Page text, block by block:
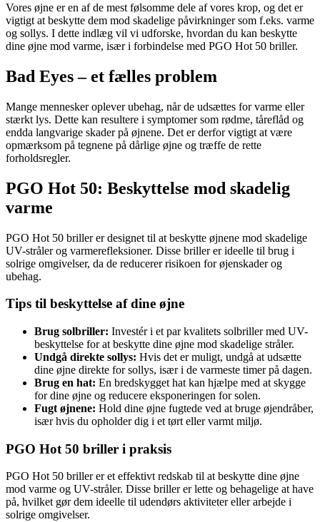
Vores øjne er en af de mest følsomme dele af vores krop, og det er
vigtigt at beskytte dem mod skadelige påvirkninger som f.eks. varme
og sollys. I dette indlæg vil vi udforske, hvordan du kan beskytte
dine øjne mod varme, især i forbindelse med PGO Hot 50 briller.
Bad Eyes – et fælles problem
Mange mennesker oplever ubehag, når de udsættes for varme eller
stærkt lys. Dette kan resultere i symptomer som rødme, tåreflåd og
endda langvarige skader på øjnene. Det er derfor vigtigt at være
opmærksom på tegnene på dårlige øjne og træffe de rette
forholdsregler.
PGO Hot 50: Beskyttelse mod skadelig
varme
PGO Hot 50 briller er designet til at beskytte øjnene mod skadelige
UV-stråler og varmerefleksioner. Disse briller er ideelle til brug i
solrige omgivelser, da de reducerer risikoen for øjenskader og
ubehag.
Tips til beskyttelse af dine øjne
Brug solbriller: Investér i et par kvalitets solbriller med UV-
beskyttelse for at beskytte dine øjne mod skadelige stråler.
Undgå direkte sollys: Hvis det er muligt, undgå at udsætte
dine øjne direkte for sollys, især i de varmeste timer på dagen.
Brug en hat: En bredskygget hat kan hjælpe med at skygge
for dine øjne og reducere eksponeringen for solen.
Fugt øjnene: Hold dine øjne fugtede ved at bruge øjendråber,
især hvis du opholder dig i et tørt eller varmt miljø.
PGO Hot 50 briller i praksis
PGO Hot 50 briller er et effektivt redskab til at beskytte dine øjne
mod varme og UV-stråler. Disse briller er lette og behagelige at have
på, hvilket gør dem ideelle til udendørs aktiviteter eller arbejde i
solrige omgivelser.